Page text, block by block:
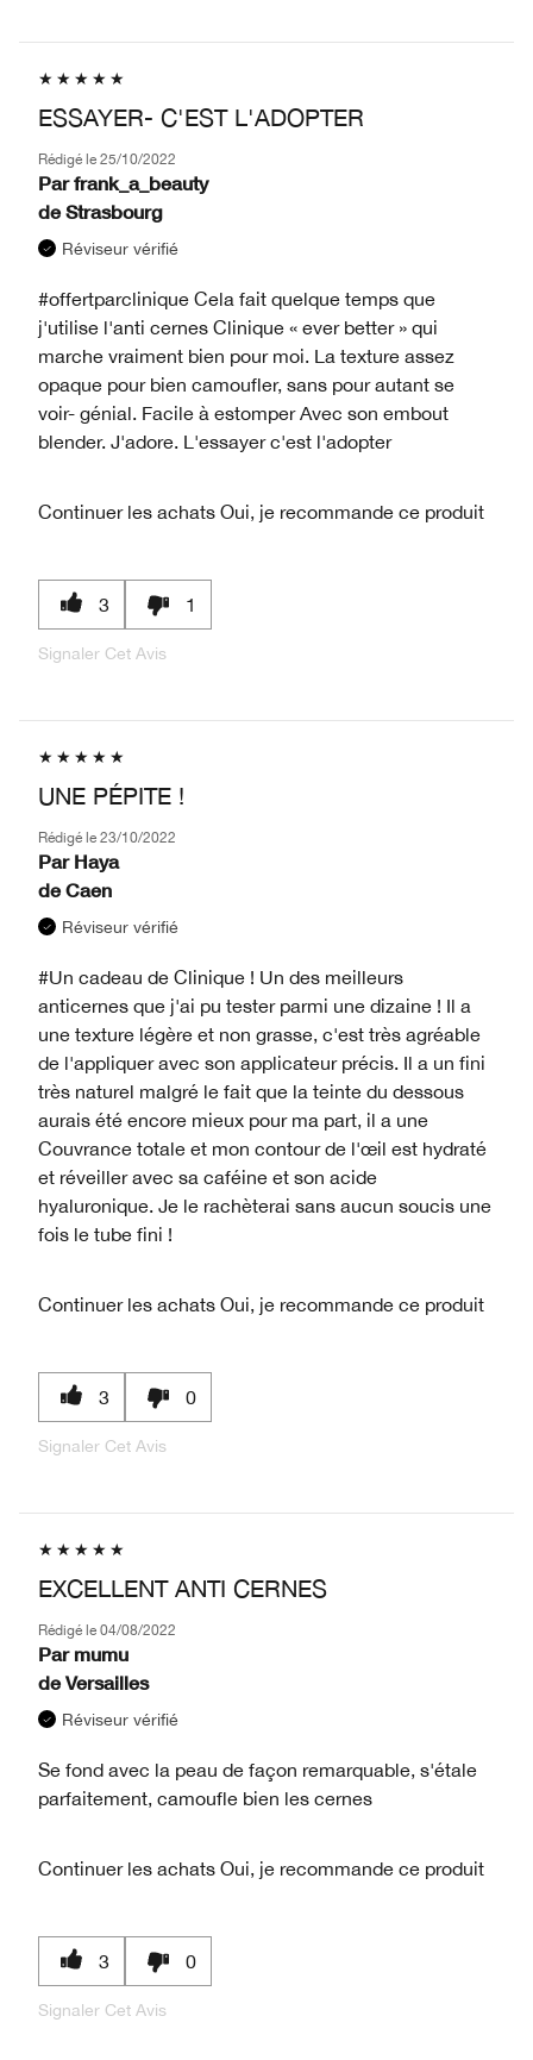
ESSAYER- C'EST L'ADOPTER
Rédigé le 25/10/2022
Par frank_a_beauty
de Strasbourg
Réviseur vérifié
#offertparclinique Cela fait quelque temps que
j'utilise l'anti cernes Clinique « ever better » qui
marche vraiment bien pour moi. La texture assez
opaque pour bien camoufler, sans pour autant se
voir- génial. Facile à estomper Avec son embout
blender. J'adore. L'essayer c'est l'adopter
Continuer les achats Oui, je recommande ce produit
3 1
Signaler Cet Avis
UNE PÉPITE !
Rédigé le 23/10/2022
Par Haya
de Caen
Réviseur vérifié
#Un cadeau de Clinique ! Un des meilleurs
anticernes que j'ai pu tester parmi une dizaine ! Il a
une texture légère et non grasse, c'est très agréable
de l'appliquer avec son applicateur précis. Il a un fini
très naturel malgré le fait que la teinte du dessous
aurais été encore mieux pour ma part, il a une
Couvrance totale et mon contour de l'œil est hydraté
et réveiller avec sa caféine et son acide
hyaluronique. Je le rachèterai sans aucun soucis une
fois le tube fini !
Continuer les achats Oui, je recommande ce produit
3 0
Signaler Cet Avis
EXCELLENT ANTI CERNES
Rédigé le 04/08/2022
Par mumu
de Versailles
Réviseur vérifié
Se fond avec la peau de façon remarquable, s'étale
parfaitement, camoufle bien les cernes
Continuer les achats Oui, je recommande ce produit
3 0
Signaler Cet Avis